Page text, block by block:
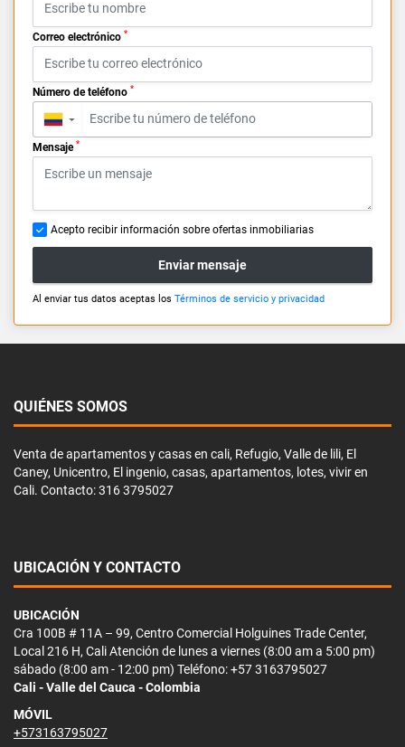
Correo electrónico *
Número de teléfono *
▼
Mensaje *
Acepto recibir información sobre ofertas inmobiliarias
Enviar mensaje
Al enviar tus datos aceptas los Términos de servicio y privacidad
QUIÉNES SOMOS
Venta de apartamentos y casas en cali, Refugio, Valle de lili, El
Caney, Unicentro, El ingenio, casas, apartamentos, lotes, vivir en
Cali. Contacto: 316 3795027
UBICACIÓN Y CONTACTO
UBICACIÓN
Cra 100B # 11A – 99, Centro Comercial Holguines Trade Center,
Local 216 H, Cali Atención de lunes a viernes (8:00 am a 5:00 pm)
sábado (8:00 am - 12:00 pm) Teléfono: +57 3163795027
Cali - Valle del Cauca - Colombia
MÓVIL
+573163795027